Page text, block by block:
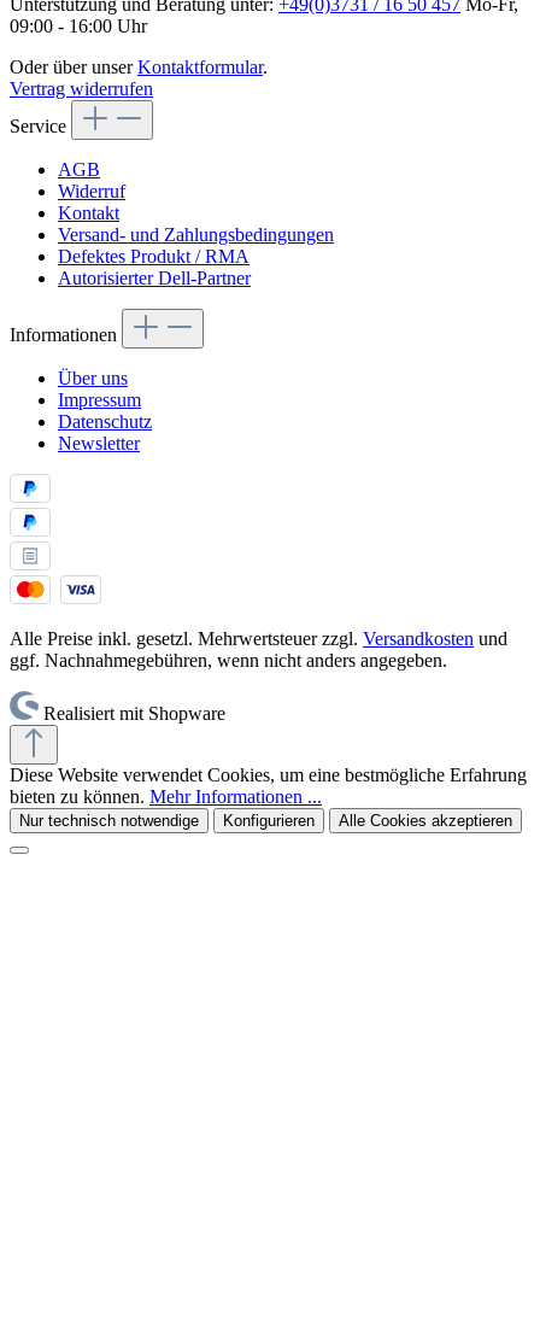
09:00 - 16:00 Uhr
Oder über unserKontaktformular.
Vertrag widerrufen
Service
AGB
Widerruf
Kontakt
Versand- und Zahlungsbedingungen
Defektes Produkt / RMA
Autorisierter Dell-Partner
Informationen
Über uns
Impressum
Datenschutz
Newsletter
Alle Preise inkl. gesetzl. Mehrwertsteuer zzgl. Versandkosten und
ggf. Nachnahmegebühren, wenn nicht anders angegeben.
Realisiert mit Shopware
Diese Website verwendet Cookies, um eine bestmögliche Erfahrung
bieten zu können. Mehr Informationen ...
Nur technisch notwendige Konfigurieren Alle Cookies akzeptieren